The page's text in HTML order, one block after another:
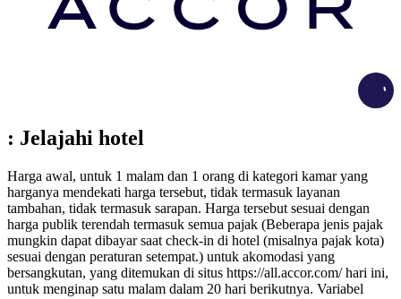
: Jelajahi hotel
Harga awal, untuk 1 malam dan 1 orang di kategori kamar yang
harganya mendekati harga tersebut, tidak termasuk layanan
tambahan, tidak termasuk sarapan. Harga tersebut sesuai dengan
harga publik terendah termasuk semua pajak (Beberapa jenis pajak
mungkin dapat dibayar saat check-in di hotel (misalnya pajak kota)
sesuai dengan peraturan setempat.) untuk akomodasi yang
bersangkutan, yang ditemukan di situs https://all.accor.com/ hari ini,
untuk menginap satu malam dalam 20 hari berikutnya. Variabel